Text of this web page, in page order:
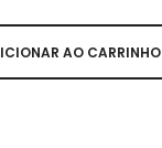
AO CARRINHO